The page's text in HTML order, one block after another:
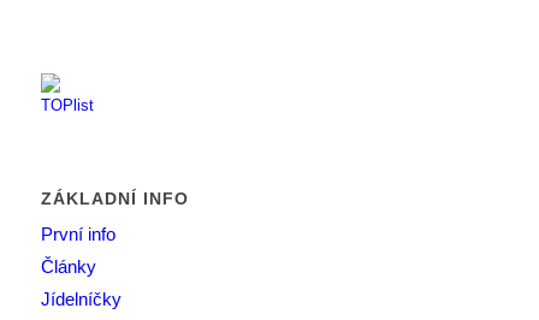
ZÁKLADNÍ INFO
První info
Články
Jídelníčky